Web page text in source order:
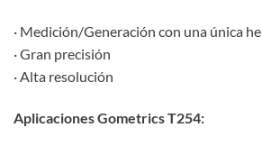
· Medición/Generación con una única
· Gran precisión
· Alta resolución
Aplicaciones Gometrics T254: